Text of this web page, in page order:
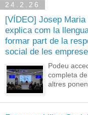
24.2.26
[VÍDEO] Josep Maria
explica com la
formar part de la
social de les
Podeu
completa
altres